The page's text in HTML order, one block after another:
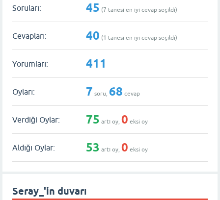
Soruları: 45 (7 tanesi en iyi cevap seçildi)
Cevapları: 40 (1 tanesi en iyi cevap seçildi)
Yorumları: 411
Oyları: 7 soru, 68 cevap
Verdiği Oylar: 75 artı oy, 0 eksi oy
Aldığı Oylar: 53 artı oy, 0 eksi oy
Seray_'in duvarı